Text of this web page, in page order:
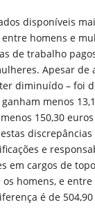
disponíveis
homens e
de trabalho
Apesar de
diminuído – foi
menos
150,30
e
em cargos de
homens, e entre
é de